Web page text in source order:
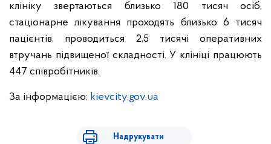
клініку звертаються близько 180 тисяч осіб,
стаціонарне лікування проходять близько 6 тисяч
пацієнтів, проводиться 2,5 тисячі оперативних
втручань підвищеної складності. У клініці працюють
447 співробітників.
За інформацією: kievcity.gov.ua
Надрукувати